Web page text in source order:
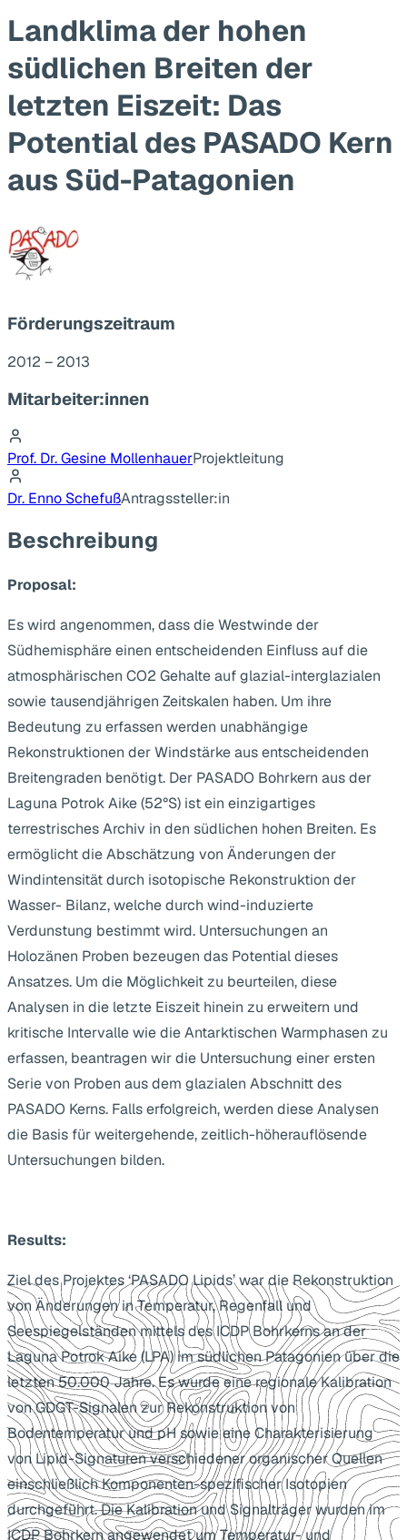
Landklima der hohen
südlichen Breiten der
letzten Eiszeit: Das
Potential des PASADO Kern
aus Süd-Patagonien
Förderungszeitraum
2012 – 2013
Mitarbeiter:innen
Prof. Dr. Gesine MollenhauerProjektleitung
Dr. Enno SchefußAntragssteller:in
Beschreibung
Proposal:
Es wird angenommen, dass die Westwinde der
Südhemisphäre einen entscheidenden Einfluss auf die
atmosphärischen CO2 Gehalte auf glazial-interglazialen
sowie tausendjährigen Zeitskalen haben. Um ihre
Bedeutung zu erfassen werden unabhängige
Rekonstruktionen der Windstärke aus entscheidenden
Breitengraden benötigt. Der PASADO Bohrkern aus der
Laguna Potrok Aike (52°S) ist ein einzigartiges
terrestrisches Archiv in den südlichen hohen Breiten. Es
ermöglicht die Abschätzung von Änderungen der
Windintensität durch isotopische Rekonstruktion der
Wasser- Bilanz, welche durch wind-induzierte
Verdunstung bestimmt wird. Untersuchungen an
Holozänen Proben bezeugen das Potential dieses
Ansatzes. Um die Möglichkeit zu beurteilen, diese
Analysen in die letzte Eiszeit hinein zu erweitern und
kritische Intervalle wie die Antarktischen Warmphasen zu
erfassen, beantragen wir die Untersuchung einer ersten
Serie von Proben aus dem glazialen Abschnitt des
PASADO Kerns. Falls erfolgreich, werden diese Analysen
die Basis für weitergehende, zeitlich-höherauflösende
Untersuchungen bilden.
Results:
Ziel des Projektes ‘PASADO Lipids’ war die Rekonstruktion
von Änderungen in Temperatur, Regenfall und
Seespiegelständen mittels des ICDP Bohrkerns an der
Laguna Potrok Aike (LPA) im südlichen Patagonien über die
letzten 50.000 Jahre. Es wurde eine regionale Kalibration
von GDGT-Signalen zur Rekonstruktion von
Bodentemperatur und pH sowie eine Charakterisierung
von Lipid-Signaturen verschiedener organischer Quellen
einschließlich Komponenten-spezifischer Isotopien
durchgeführt. Die Kalibration und Signalträger wurden im
ICDP Bohrkern angewendet um Temperatur- und